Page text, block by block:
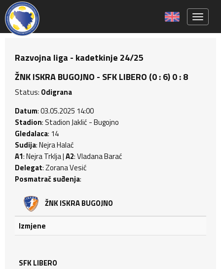
Razvojna liga - kadetkinje 24/25
ŽNK ISKRA BUGOJNO - SFK LIBERO (0 : 6) 0 : 8
Status: Odigrana
Datum: 03.05.2025 14:00
Stadion: Stadion Jaklić - Bugojno
Gledalaca: 14
Sudija: Nejra Halać
A1: Nejra Trklja |A2: Vladana Barać
Delegat: Zorana Vesić
Posmatrač suđenja:
ŽNK ISKRA BUGOJNO
Izmjene
SFK LIBERO